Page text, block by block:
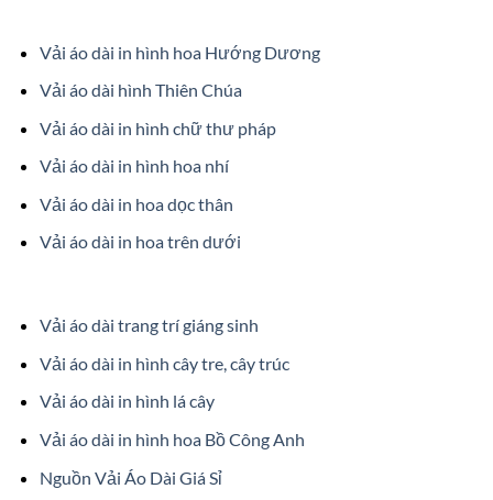
Vải áo dài in hình hoa Hướng Dương
Vải áo dài hình Thiên Chúa
Vải áo dài in hình chữ thư pháp
Vải áo dài in hình hoa nhí
Vải áo dài in hoa dọc thân
Vải áo dài in hoa trên dưới
Vải áo dài trang trí giáng sinh
Vải áo dài in hình cây tre, cây trúc
Vải áo dài in hình lá cây
Vải áo dài in hình hoa Bồ Công Anh
Nguồn Vải Áo Dài Giá Sỉ